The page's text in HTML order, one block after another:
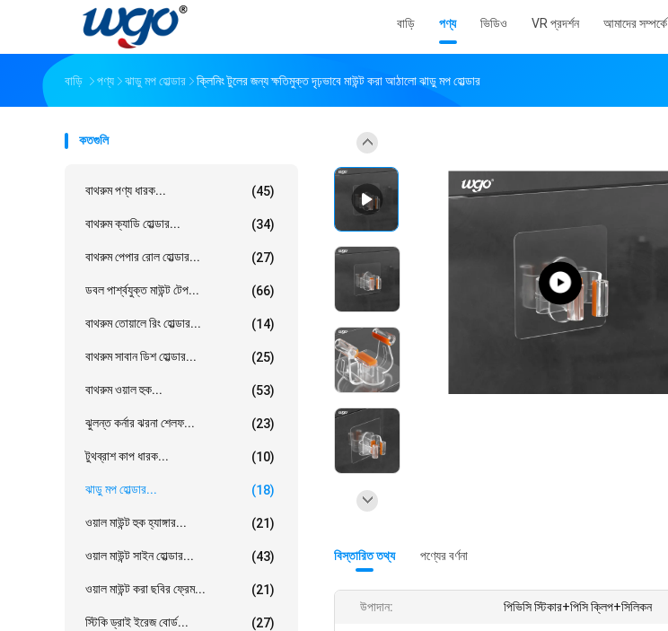
বাড়ি পণ্য ভিডিও VR প্রদর্শন আমাদের সম্পর্কে
বাড়ি পণ্য ঝাড়ু মপ হোল্ডার ক্লিনিং টুলের জন্য ক্ষতিমুক্ত দৃঢ়ভাবে মাউন্ট করা আঠালো ঝাড়ু মপ হোল্ডার
কতগুলি
বাথরুম পণ্য ধারক... (45)
বাথরুম ক্যাডি হোল্ডার... (34)
বাথরুম পেপার রোল হোল্ডার... (27)
ডবল পার্শ্বযুক্ত মাউন্ট টেপ... (66)
বাথরুম তোয়ালে রিং হোল্ডার... (14)
বাথরুম সাবান ডিশ হোল্ডার... (25)
বাথরুম ওয়াল হুক... (53)
ঝুলন্ত কর্নার ঝরনা শেলফ... (23)
টুথব্রাশ কাপ ধারক... (10)
ঝাড়ু মপ হোল্ডার... (18)
ওয়াল মাউন্ট হুক হ্যাঙ্গার... (21)
ওয়াল মাউন্ট সাইন হোল্ডার... (43)
ওয়াল মাউন্ট করা ছবির ফ্রেম... (21)
স্টিকি ড্রাই ইরেজ বোর্ড... (27)
বিস্তারিত তথ্য পণ্যের বর্ণনা
উপাদান: পিভিসি স্টিকার+পিসি ক্লিপ+সিলিকন